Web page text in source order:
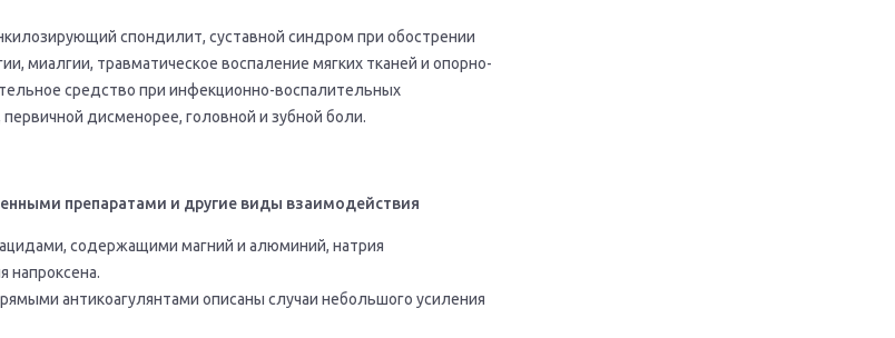
спондилит, суставной синдром при обострении
миалгии, травматическое воспаление мягких тканей и опорно-
средство при инфекционно-воспалительных
дисменорее, головной и зубной боли.
препаратами и другие виды взаимодействия
содержащими магний и алюминий, натрия
напроксена.
антикоагулянтами описаны случаи небольшого усиления